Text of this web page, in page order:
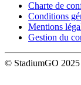
Charte de
Conditions
Mentions
Gestion du
© StadiumGO 2025